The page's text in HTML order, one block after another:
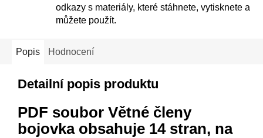
odkazy s materiály, které stáhnete, vytisknete a
můžete použít.
Popis Hodnocení
Detailní popis produktu
PDF soubor Větné členy
bojovkaobsahuje 14 stran, na